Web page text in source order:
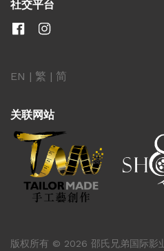
社交平台
EN | 繁 | 简
关联网站
版权所有 © 2026 邵氏兄弟国际影